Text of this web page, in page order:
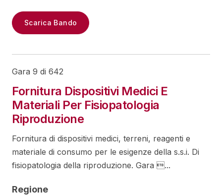
Scarica Bando
Gara 9 di 642
Fornitura Dispositivi Medici E
Materiali Per Fisiopatologia
Riproduzione
Fornitura di dispositivi medici, terreni, reagenti e
materiale di consumo per le esigenze della s.s.i. Di
fisiopatologia della riproduzione. Gara ...
Regione